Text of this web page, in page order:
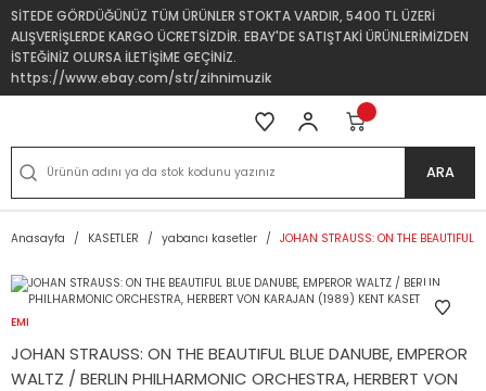
SİTEDE GÖRDÜĞÜNÜZ TÜM ÜRÜNLER STOKTA VARDIR, 5400 TL ÜZERİ
ALIŞVERİŞLERDE KARGO ÜCRETSİZDİR. EBAY'DE SATIŞTAKİ ÜRÜNLERİMİZDEN
İSTEĞİNİZ OLURSA İLETİŞİME GEÇİNİZ.
https://www.ebay.com/str/zihnimuzik
ARA
Anasayfa KASETLER yabancı kasetler JOHAN STRAUSS: ON THE BEAUTIFUL
EMI
JOHAN STRAUSS: ON THE BEAUTIFUL BLUE DANUBE, EMPEROR
WALTZ / BERLIN PHILHARMONIC ORCHESTRA, HERBERT VON